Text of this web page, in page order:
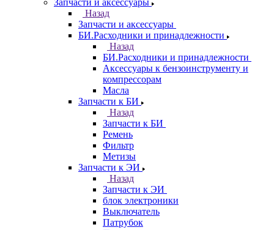
Запчасти и аксессуары
Назад
Запчасти и аксессуары
БИ.Расходники и принадлежности
Назад
БИ.Расходники и принадлежности
Аксессуары к бензоинструменту и
компрессорам
Масла
Запчасти к БИ
Назад
Запчасти к БИ
Ремень
Фильтр
Метизы
Запчасти к ЭИ
Назад
Запчасти к ЭИ
блок электроники
Выключатель
Патрубок